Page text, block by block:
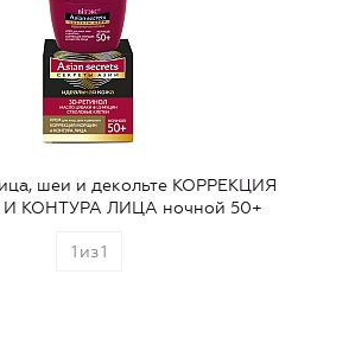
шеи и декольте КОРРЕКЦИЯ
КОНТУРА ЛИЦА ночной 50+
1 из1